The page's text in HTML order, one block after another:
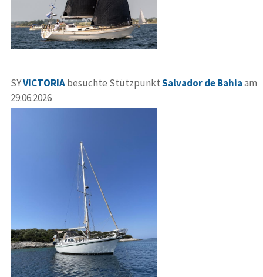
SYVICTORIAbesuchte StützpunktSalvador de Bahiaam
29.06.2026